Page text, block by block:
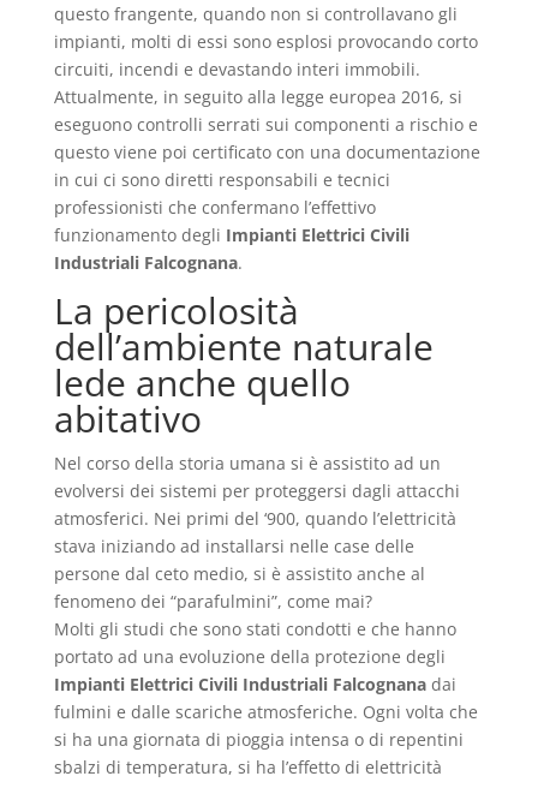
questo frangente, quando non si controllavano gli
impianti, molti di essi sono esplosi provocando corto
circuiti, incendi e devastando interi immobili.
Attualmente, in seguito alla legge europea 2016, si
eseguono controlli serrati sui componenti a rischio e
questo viene poi certificato con una documentazione
in cui ci sono diretti responsabili e tecnici
professionisti che confermano l’effettivo
funzionamento degli Impianti Elettrici Civili
Industriali Falcognana.
La pericolosità
dell’ambiente naturale
lede anche quello
abitativo
Nel corso della storia umana si è assistito ad un
evolversi dei sistemi per proteggersi dagli attacchi
atmosferici. Nei primi del ‘900, quando l’elettricità
stava iniziando ad installarsi nelle case delle
persone dal ceto medio, si è assistito anche al
fenomeno dei “parafulmini”, come mai?
Molti gli studi che sono stati condotti e che hanno
portato ad una evoluzione della protezione degli
Impianti Elettrici Civili Industriali Falcognanadai
fulmini e dalle scariche atmosferiche. Ogni volta che
si ha una giornata di pioggia intensa o di repentini
sbalzi di temperatura, si ha l’effetto di elettricità